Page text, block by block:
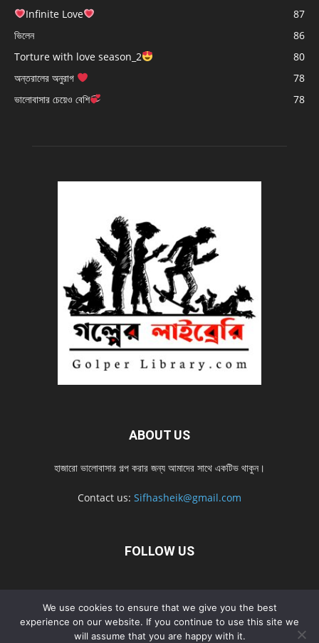
Infinite Love
87
ভিলেন
86
Torture with love season_2
80
অন্তরালের অনুরাগ
78
ভালোবাসার চেয়েও বেশি
78
ABOUT US
হাজারো ভালোবাসার গল্প করার জন্য আমাদের সাথে একটিভ থাকুন।
Contact us: Sifhasheik@gmail.com
FOLLOW US
Home Contact us Privacy Policy শ্রেনী
শ্রেনী – mobile
Home – mobile
নতুন সব গল্প নতুন সব গল্প – mobile
নতুন সব গল্প 2022
নতুন সব গল্প 2022 – mobile
We use cookies to ensure that we give you the best
experience on our website. If you continue to use this site we
will assume that you are happy with it.